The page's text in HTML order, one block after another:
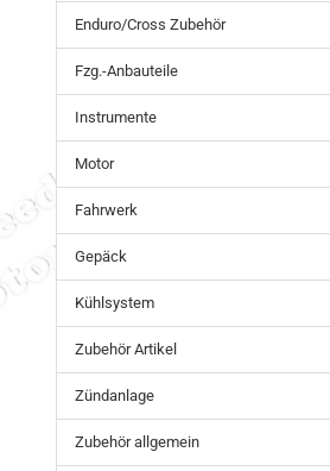
Enduro/Cross Zubehör
Fzg.-Anbauteile
Instrumente
Motor
Fahrwerk
Gepäck
Kühlsystem
Zubehör Artikel
Zündanlage
Zubehör allgemein